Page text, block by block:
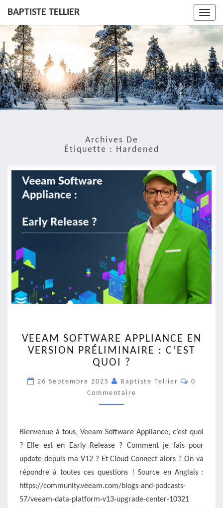
BAPTISTE TELLIER
Archives De
Étiquette : Hardened
SOFTWARE
APPLIANCE
EN
PRÉLIMINAIRE
:
C’EST
VEEAM SOFTWARE APPLIANCE EN
VERSION PRÉLIMINAIRE : C’EST
QUOI ?
26 Septembre 2025 Baptiste Tellier
0
Commentaire
Bienvenue à tous, Veeam Software Appliance, c’est quoi
? Elle est en Early Release ? Comment je fais pour
update depuis ma V12 ? Et Cloud Connect alors ? On va
répondre à toutes ces questions ! Source en Anglais :
https://community.veeam.com/blogs-and-podcasts-
57/veeam-data-platform-v13-upgrade-center-10321